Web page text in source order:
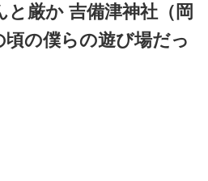
厳か 吉備津神社（岡
頃の僕らの遊び場だっ